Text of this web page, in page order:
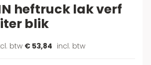
heftruck lak verf
blik
btw € 53,84 incl. btw